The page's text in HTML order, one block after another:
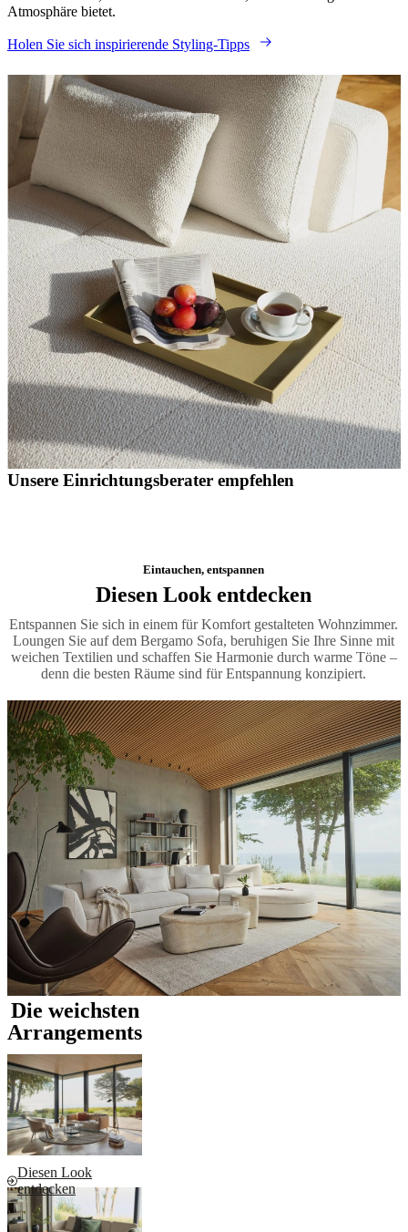
Atmosphäre bietet.
Holen Sie sich inspirierende Styling-Tipps
Unsere Einrichtungsberater empfehlen
Eintauchen, entspannen
Diesen Look entdecken
Entspannen Sie sich in einem für Komfort gestalteten Wohnzimmer.
Loungen Sie auf dem Bergamo Sofa, beruhigen Sie Ihre Sinne mit
weichen Textilien und schaffen Sie Harmonie durch warme Töne –
denn die besten Räume sind für Entspannung konzipiert.
Die weichsten
Arrangements
Diesen Look
entdecken